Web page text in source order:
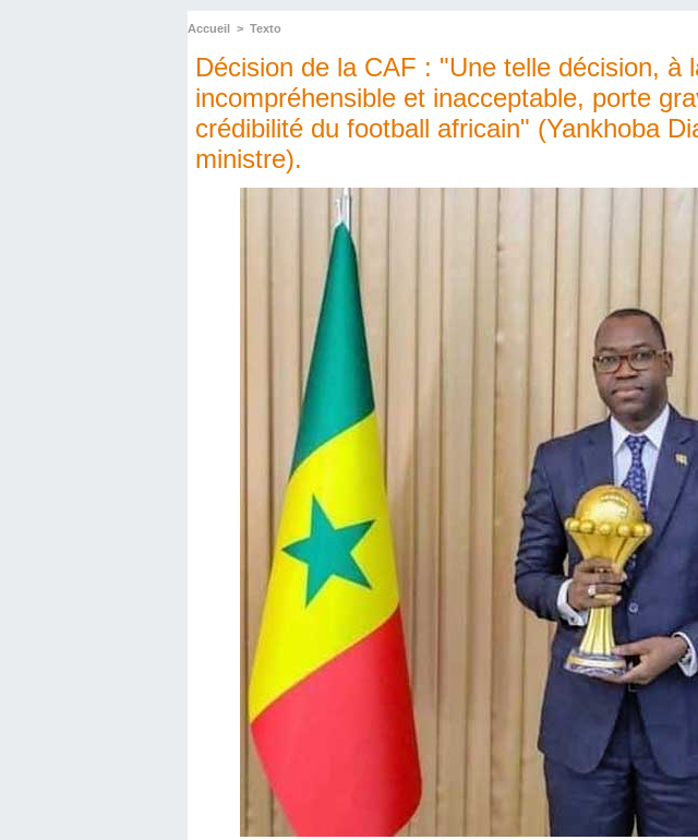
Accueil > Texto
Décision de la CAF : "Une telle décision, à
incompréhensible et inacceptable, porte
crédibilité du football africain" (Yankhoba
ministre).